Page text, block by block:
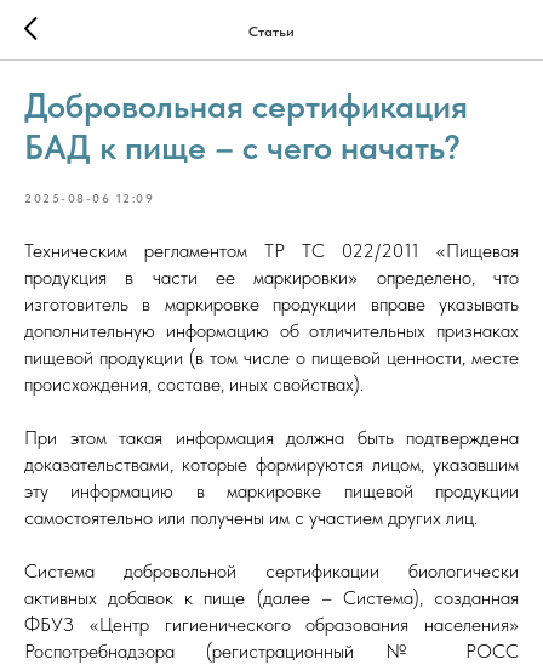
Статьи
Добровольная сертификация
БАД к пище – с чего начать?
2025-08-06 12:09
Техническим регламентом ТР ТС 022/2011 «Пищевая
продукция в части ее маркировки» определено, что
изготовитель в маркировке продукции вправе указывать
дополнительную информацию об отличительных признаках
пищевой продукции (в том числе о пищевой ценности, месте
происхождения, составе, иных свойствах).
При этом такая информация должна быть подтверждена
доказательствами, которые формируются лицом, указавшим
эту информацию в маркировке пищевой продукции
самостоятельно или получены им с участием других лиц.
Система добровольной сертификации биологически
активных добавок к пище (далее – Система), созданная
ФБУЗ «Центр гигиенического образования населения»
Роспотребнадзора (регистрационный № РОСС